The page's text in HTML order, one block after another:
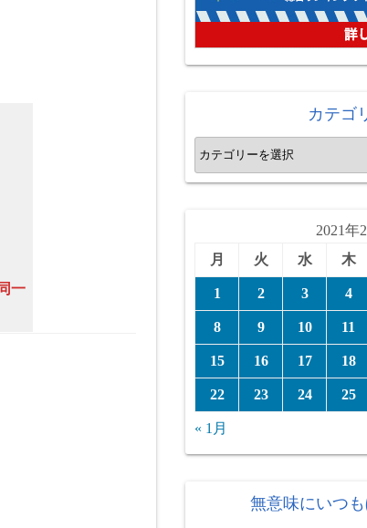
一
カテゴ
カ
テ
2021年
月
火 水 木
1 2 3 4
8 9 10 11
15 16 17 18
22 23 24 25
« 1月
無意味にいつ